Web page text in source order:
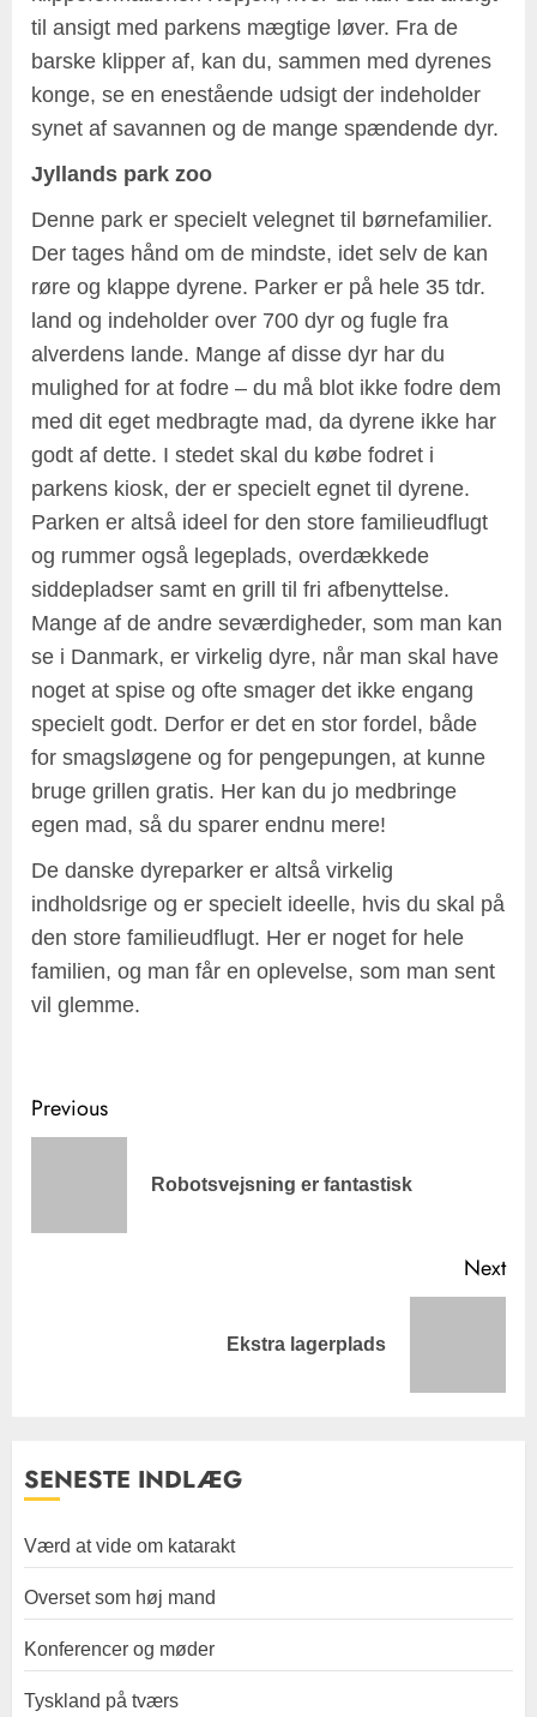
til ansigt med parkens mægtige løver. Fra de
barske klipper af, kan du, sammen med dyrenes
konge, se en enestående udsigt der indeholder
synet af savannen og de mange spændende dyr.
Jyllands park zoo
Denne park er specielt velegnet til børnefamilier.
Der tages hånd om de mindste, idet selv de kan
røre og klappe dyrene. Parker er på hele 35 tdr.
land og indeholder over 700 dyr og fugle fra
alverdens lande. Mange af disse dyr har du
mulighed for at fodre – du må blot ikke fodre dem
med dit eget medbragte mad, da dyrene ikke har
godt af dette. I stedet skal du købe fodret i
parkens kiosk, der er specielt egnet til dyrene.
Parken er altså ideel for den store familieudflugt
og rummer også legeplads, overdækkede
siddepladser samt en grill til fri afbenyttelse.
Mange af de andre seværdigheder, som man kan
se i Danmark, er virkelig dyre, når man skal have
noget at spise og ofte smager det ikke engang
specielt godt. Derfor er det en stor fordel, både
for smagsløgene og for pengepungen, at kunne
bruge grillen gratis. Her kan du jo medbringe
egen mad, så du sparer endnu mere!
De danske dyreparker er altså virkelig
indholdsrige og er specielt ideelle, hvis du skal på
den store familieudflugt. Her er noget for hele
familien, og man får en oplevelse, som man sent
vil glemme.
Post
navigation
Previous
Robotsvejsning er fantastisk
Next
Ekstra lagerplads
SENESTE INDLÆG
Værd at vide om katarakt
Overset som høj mand
Konferencer og møder
Tyskland på tværs